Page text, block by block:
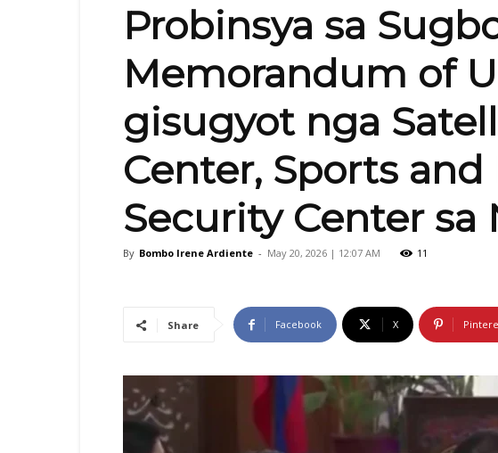
Probinsya sa
Memorandum of
gisugyot nga
Center, Sports
Security Center sa
By Bombo Irene Ardiente - May 20, 2026 | 12:07 AM 11
Share Facebook X